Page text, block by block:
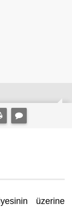
üzerine